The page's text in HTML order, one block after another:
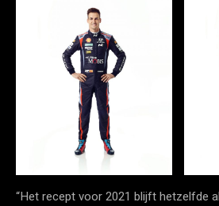
“Het recept voor 2021 blijft hetzelfde